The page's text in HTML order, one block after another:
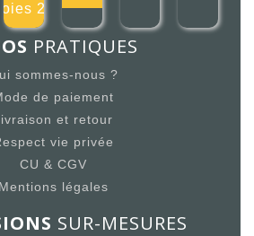
voies 20
PRATIQUES
sommes-nous ?
de paiement
et retour
vie privée
CU & CGV
Mentions légales
SUR-MESURES